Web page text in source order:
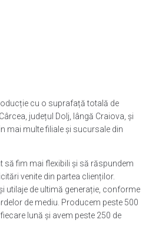
cu o suprafață totală de
județul Dolj, lângă Craiova, și
mai multe filiale și sucursale din
să fim mai flexibili și să răspundem
venite din partea clienților.
utilaje de ultimă generație, conforme
de mediu. Producem peste 500
lună și avem peste 250 de